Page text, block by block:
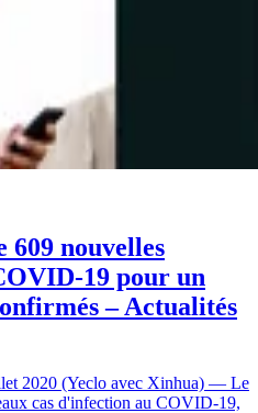
nouvelles
19 pour un
– Actualités
2020 (Yeclo avec Xinhua) — Le
cas d'infection au COVID-19,